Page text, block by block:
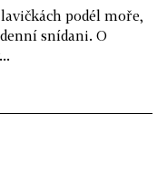
podél moře,
snídani. O